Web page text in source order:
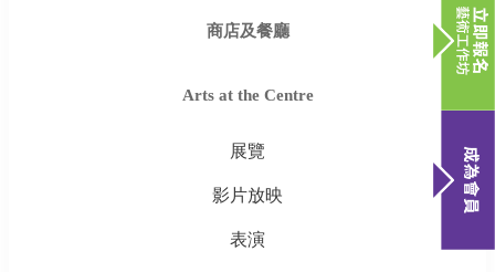
商店及餐廳
Arts at the Centre
展覽
影片放映
表演